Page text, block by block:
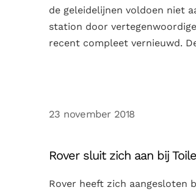
de geleidelijnen voldoen niet
station door
recent compleet vernieuwd.
23 november 2018
Rover sluit zich aan bij
Rover heeft zich aangesloten